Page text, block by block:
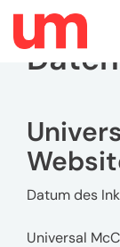
Datum des
Universal